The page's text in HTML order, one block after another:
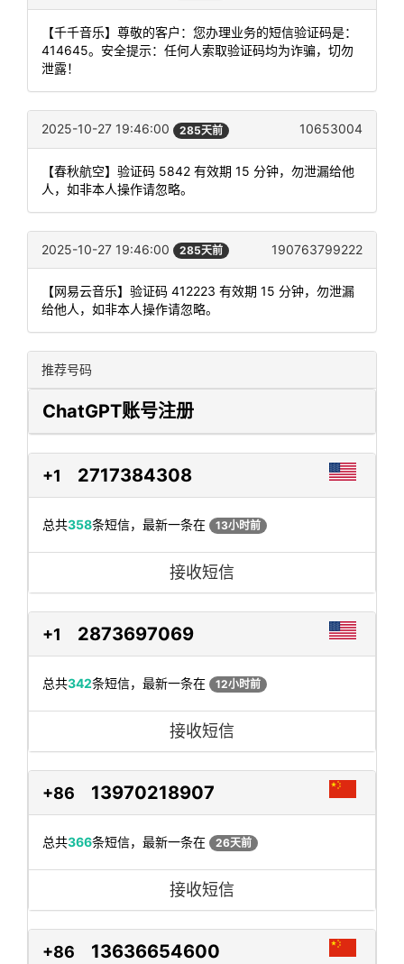
【千千音乐】尊敬的客户：您办理业务的短信验证码是：
414645。安全提示：任何人索取验证码均为诈骗，切勿
泄露！
2025-10-27 19:46:00 285天前 10653004
【春秋航空】验证码 5842 有效期 15 分钟，勿泄漏给他
人，如非本人操作请忽略。
2025-10-27 19:46:00 285天前 190763799222
【网易云音乐】验证码 412223 有效期 15 分钟，勿泄漏
给他人，如非本人操作请忽略。
推荐号码
ChatGPT账号注册
+1 2717384308
总共358条短信，最新一条在 13小时前
接收短信
+1 2873697069
总共342条短信，最新一条在 12小时前
接收短信
+86 13970218907
总共366条短信，最新一条在 26天前
接收短信
+86 13636654600